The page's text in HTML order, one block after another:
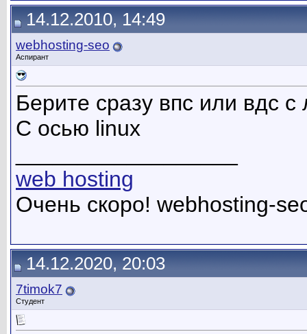
14.12.2010, 14:49
webhosting-seo
Аспирант
Берите сразу впс или вдс
С осью linux
web hosting
Очень скоро! webhosting-
14.12.2020, 20:03
7timok7
Студент